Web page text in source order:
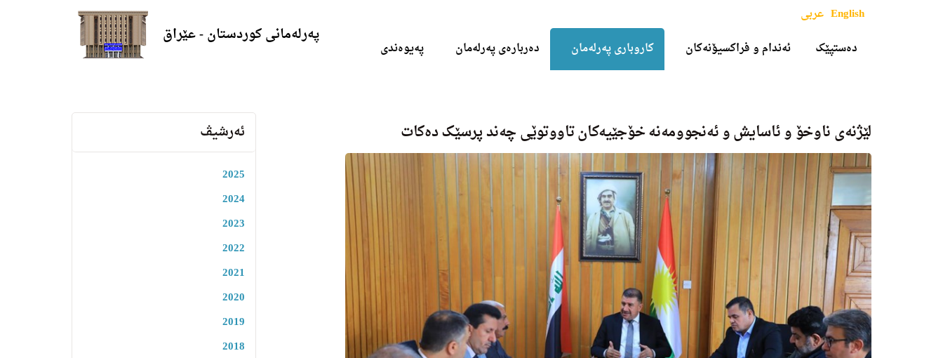
پەرلەمانی کوردستان - عێراق
دەستپێک ئەندام و فراکسیۆنەکان کاروباری پەرلەمان دەربارەی پەرلەمان پەیوەندی
English عربی
لێژنەی ناوخۆ و ئاسایش و ئەنجوومەنە خۆجێیەکان تاووتوێی چەند پرسێک دەکات ئەرشیڤ
2025
2024
2023
2022
2021
2020
2019
2018